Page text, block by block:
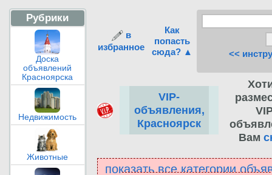
Рубрики
Доска
объявлений
Красноярска
Недвижимость
Животные
в
избранное
Как
попасть
сюда? ▲
<<
VIP-
объявления,
Красноярск
Вам
показать все категории